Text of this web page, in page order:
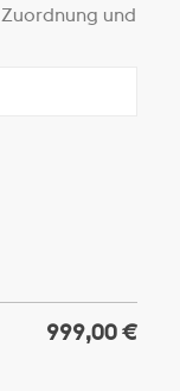
und
999,00€